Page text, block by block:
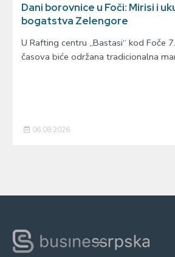
Dani borovnice u Foči: Mirisi i
bogatstva Zelengore
U Rafting centru „Bastasi“ kod Foče
časova biće održana tradicionalna
06.08.2026